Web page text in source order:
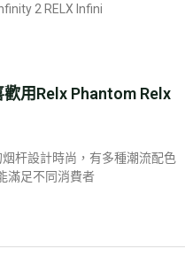
2 RELX Infini
用Relx Phantom Relx
杆設計時尚，有多種潮流配色
滿足不同消費者